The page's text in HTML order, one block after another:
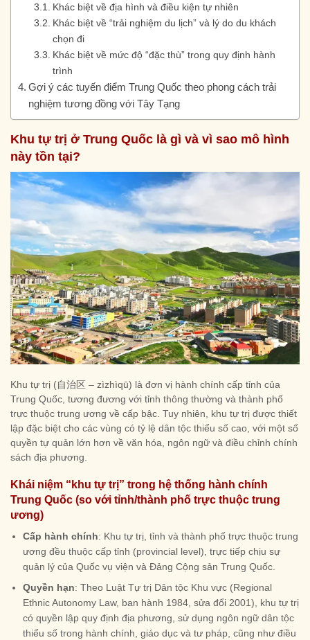
Khác biệt về địa hình và điều kiện tự nhiên
Khác biệt về “trải nghiệm du lịch” và lý do du khách
chọn đi
Khác biệt về mức độ “đặc thù” trong quy định hành
trình
Gợi ý các tuyến điểm Trung Quốc theo phong cách trải
nghiệm tương đồng với Tây Tạng
Khu tự trị ở Trung Quốc là gì và vì sao mô hình
này tồn tại?
Khu tự trị (自治区 – zìzhìqū) là đơn vị hành chính cấp tỉnh của
Trung Quốc, tương đương với tỉnh thông thường và thành phố
trực thuộc trung ương về cấp bậc. Tuy nhiên, khu tự trị được thiết
lập đặc biệt cho các vùng có tỷ lệ dân tộc thiểu số cao, với một số
quyền tự quản lớn hơn về văn hóa, ngôn ngữ và điều chỉnh chính
sách địa phương.
Khái niệm “khu tự trị” trong hệ thống hành chính
Trung Quốc (so với tỉnh/thành phố trực thuộc trung
ương)
Cấp hành chính: Khu tự trị, tỉnh và thành phố trực thuộc trung
ương đều thuộc cấp tỉnh (provincial level), trực tiếp chịu sự
quản lý của Quốc vụ viện và Đảng Cộng sản Trung Quốc.
Quyền hạn: Theo Luật Tự trị Dân tộc Khu vực (Regional
Ethnic Autonomy Law, ban hành 1984, sửa đổi 2001), khu tự trị
có quyền lập quy định địa phương, sử dụng ngôn ngữ dân tộc
thiểu số trong hành chính, giáo dục và tư pháp, cũng như điều